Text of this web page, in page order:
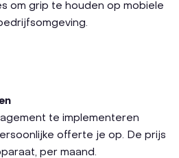
om grip te houden op mobiele
te implementeren
offerte je op. De prijs
per maand.